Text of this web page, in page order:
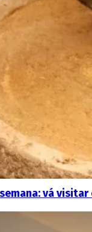
vá